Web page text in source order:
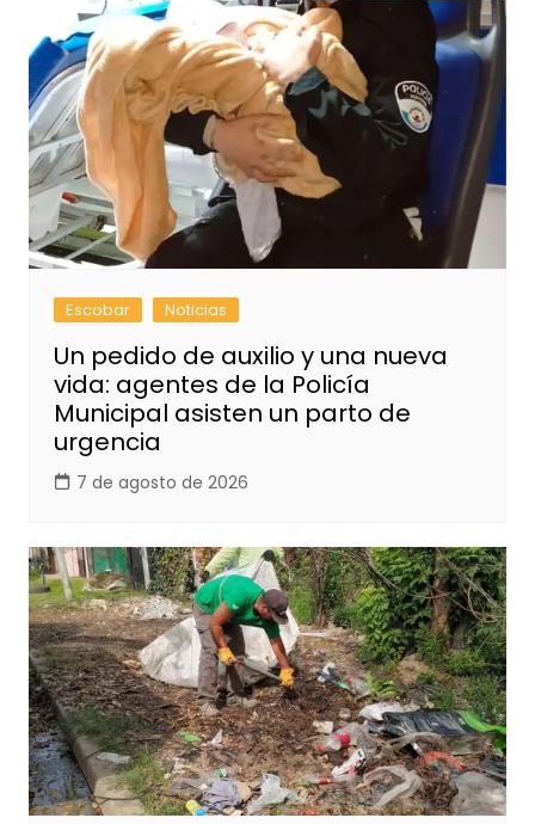
Escobar Noticias
Un pedido de auxilio y una nueva
vida: agentes de la Policía
Municipal asisten un parto de
urgencia
7 de agosto de 2026